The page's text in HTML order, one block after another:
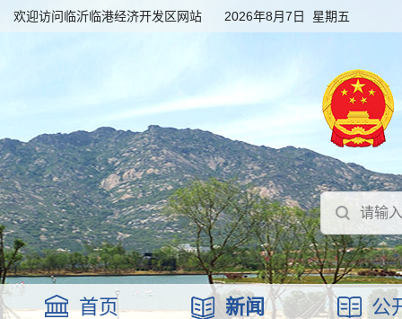
欢迎访问临沂临港经济开发区网站 2026年8月7日 星期五
首页 新闻 公